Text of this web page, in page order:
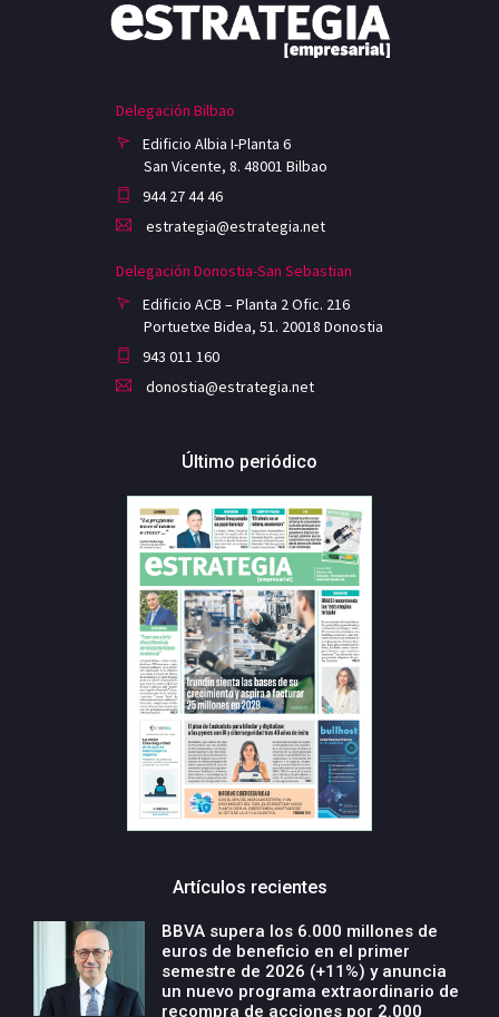
Delegación Bilbao
Edificio Albia I-Planta 6
San Vicente, 8. 48001 Bilbao
944 27 44 46
estrategia@estrategia.net
Delegación Donostia-San Sebastian
Edificio ACB – Planta 2 Ofic. 216
Portuetxe Bidea, 51. 20018 Donostia
943 011 160
donostia@estrategia.net
Último periódico
Artículos recientes
BBVA supera los 6.000 millones de
euros de beneficio en el primer
semestre de 2026 (+11%) y anuncia
un nuevo programa extraordinario de
recompra de acciones por 2.000